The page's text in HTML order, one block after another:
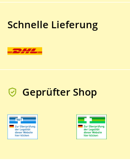
Schnelle Lieferung
Geprüfter Shop